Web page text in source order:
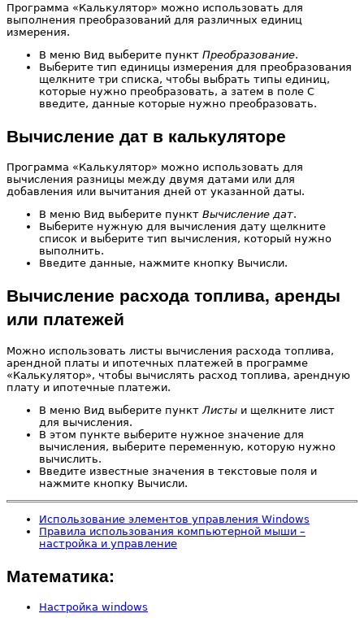
Программа «Калькулятор» можно использовать для
выполнения преобразований для различных единиц
измерения.
В меню Вид выберите пункт Преобразование.
Выберите тип единицы измерения для преобразования
щелкните три списка, чтобы выбрать типы единиц,
которые нужно преобразовать, а затем в поле С
введите, данные которые нужно преобразовать.
Вычисление дат в калькуляторе
Программа «Калькулятор» можно использовать для
вычисления разницы между двумя датами или для
добавления или вычитания дней от указанной даты.
В меню Вид выберите пункт Вычисление дат.
Выберите нужную для вычисления дату щелкните
список и выберите тип вычисления, который нужно
выполнить.
Введите данные, нажмите кнопку Вычисли.
Вычисление расхода топлива, аренды
или платежей
Можно использовать листы вычисления расхода топлива,
арендной платы и ипотечных платежей в программе
«Калькулятор», чтобы вычислять расход топлива, арендную
плату и ипотечные платежи.
В меню Вид выберите пункт Листы и щелкните лист
для вычисления.
В этом пункте выберите нужное значение для
вычисления, выберите переменную, которую нужно
вычислить.
Введите известные значения в текстовые поля и
нажмите кнопку Вычисли.
Использование элементов управления Windows
Правила использования компьютерной мыши –
настройка и управление
Математика:
Настройка windows